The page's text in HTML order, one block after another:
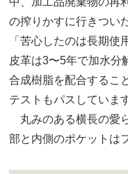
の搾りかすに行きつい
「苦心したのは長期
皮革は3〜5年で加水分
合成樹脂を配合するこ
テストもパスしていま
丸みのある横長の愛
部と内側のポケットは